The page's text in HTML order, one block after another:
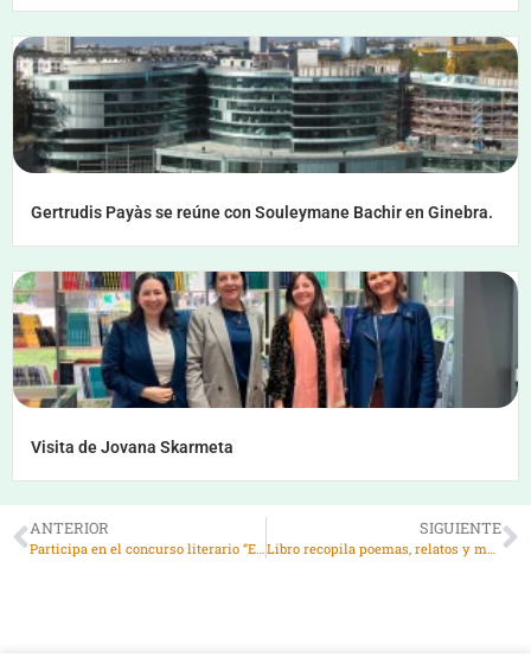
Gertrudis Payàs se reúne con Souleymane Bachir en Ginebra.
Visita de Jovana Skarmeta
ANTERIOR
Participa en el concurso literario “Ecos del porvenir: Escribir el futuro desde la universidad”
SIGUIENTE
Libro recopila poemas, relatos y memorias de un ngenpin, autoridad religiosa mapuche